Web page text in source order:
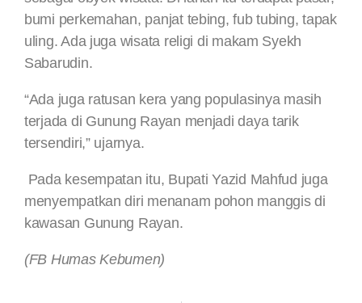
bumi perkemahan, panjat tebing, fub tubing, tapak
uling. Ada juga wisata religi di makam Syekh
Sabarudin.
“Ada juga ratusan kera yang populasinya masih
terjada di Gunung Rayan menjadi daya tarik
tersendiri,” ujarnya.
Pada kesempatan itu, Bupati Yazid Mahfud juga
menyempatkan diri menanam pohon manggis di
kawasan Gunung Rayan.
(FB Humas Kebumen)